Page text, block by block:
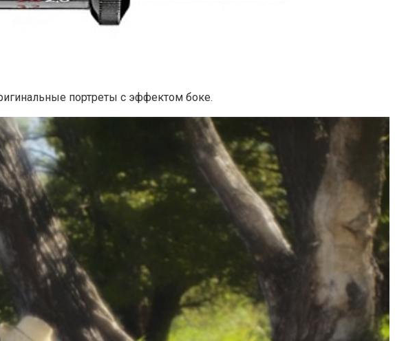
портреты с эффектом боке.